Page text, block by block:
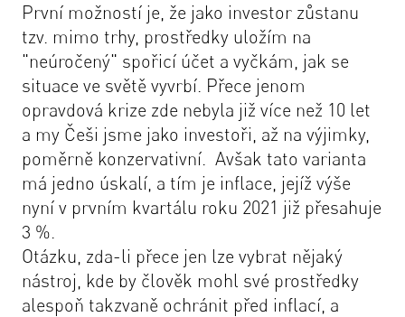
První možností je, že jako investor zůstanu
tzv. mimo trhy, prostředky uložím na
"neúročený" spořicí účet a vyčkám, jak se
situace ve světě vyvrbí. Přece jenom
opravdová krize zde nebyla již více než 10 let
a my Češi jsme jako investoři, až na výjimky,
poměrně konzervativní. Avšak tato varianta
má jedno úskalí, a tím je inflace, jejíž výše
nyní v prvním kvartálu roku 2021 již přesahuje
3 %.
Otázku, zda-li přece jen lze vybrat nějaký
nástroj, kde by člověk mohl své prostředky
alespoň takzvaně ochránit před inflací, a